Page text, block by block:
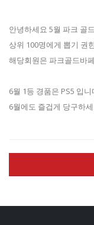
안녕하세요 5월 파크 골
상위 100명에게 뽑기 권
해당회원은 파크골드바
6월 1등 경품은 PS5 입니
6월에도 즐겁게 당구하